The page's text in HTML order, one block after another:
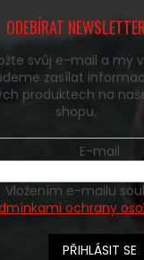
ODEBÍRAT NEWSLETTER
svůj e-mail a my
zasílat
produktech na
shopu.
E-mail
ochrany
PŘIHLÁSIT SE